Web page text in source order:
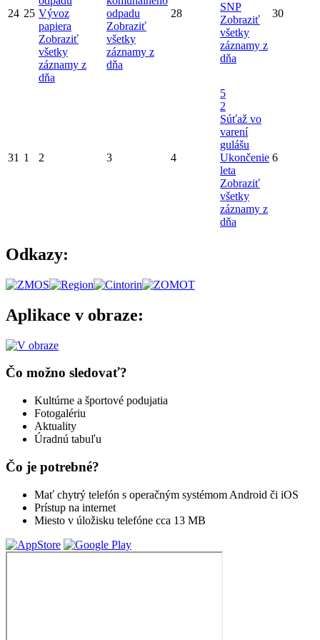
24 25 Vývoz
papiera
Zobraziť
všetky
záznamy z
dňa
odpadu
Zobraziť
všetky
záznamy z
dňa
28
SNP
Zobraziť
všetky
záznamy z
dňa
30
31 1 2 3 4
5
2
Súťaž vo
varení
gulášu
Ukončenie
leta
Zobraziť
všetky
záznamy z
dňa
6
Odkazy:
Aplikace v obraze:
Čo možno sledovať?
Kultúrne a športové podujatia
Fotogalériu
Aktuality
Úradnú tabuľu
Čo je potrebné?
Mať chytrý telefón s operačným systémom Android či iOS
Prístup na internet
Miesto v úložisku telefóne cca 13 MB